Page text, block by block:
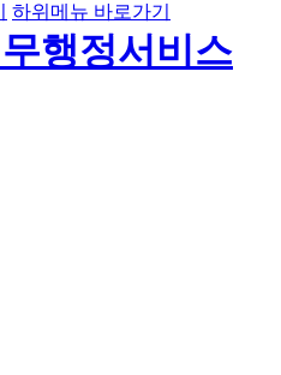
하위메뉴 바로가기